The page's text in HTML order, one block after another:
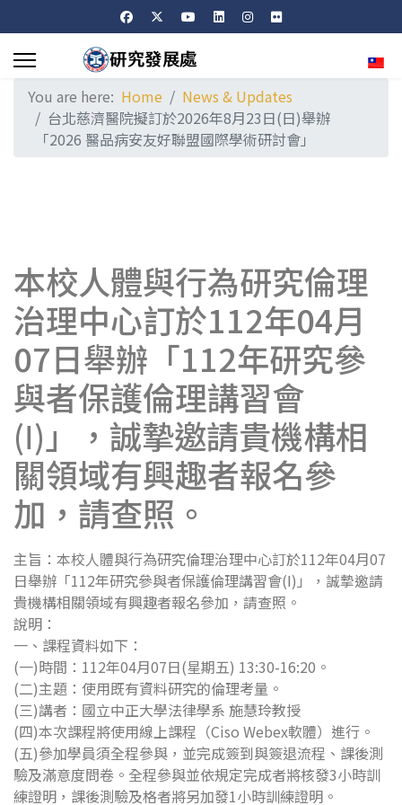
You are here: Home
News & Updates
台北慈濟醫院擬訂於2026年8月23日(日)舉辦
「2026 醫品病安友好聯盟國際學術研討會」
本校人體與行為研究倫理
治理中心訂於112年04月
07日舉辦「112年研究參
與者保護倫理講習會
(Ⅰ)」，誠摯邀請貴機構相
關領域有興趣者報名參
加，請查照。
主旨：本校人體與行為研究倫理治理中心訂於112年04月07
日舉辦「112年研究參與者保護倫理講習會(Ⅰ)」，誠摯邀請
貴機構相關領域有興趣者報名參加，請查照。
說明：
一、課程資料如下：
(一)時間：112年04月07日(星期五) 13:30-16:20。
(二)主題：使用既有資料研究的倫理考量。
(三)講者：國立中正大學法律學系 施慧玲教授
(四)本次課程將使用線上課程（Ciso Webex軟體）進行。
(五)參加學員須全程參與，並完成簽到與簽退流程、課後測
驗及滿意度問卷。全程參與並依規定完成者將核發3小時訓
練證明，課後測驗及格者將另加發1小時訓練證明。